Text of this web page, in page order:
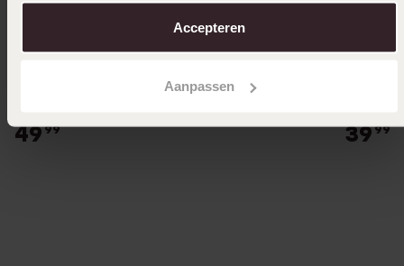
over in onscookiebeleid.
Accepteren
Aanpassen
Stainless steel goldplated ring surinaamse
4999 3999